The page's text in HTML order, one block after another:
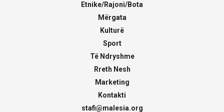
Etnike/Rajoni/Bota
Mërgata
Kulturë
Sport
Të Ndryshme
Rreth Nesh
Marketing
Kontakti
stafi@malesia.org